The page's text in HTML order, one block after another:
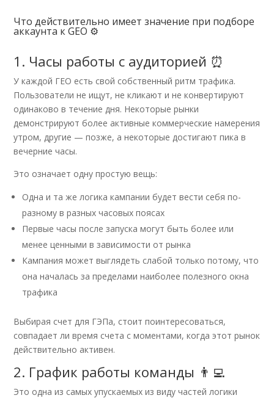
Что действительно имеет значение при подборе
аккаунта к GEO ⚙️
1. Часы работы с аудиторией ⏰
У каждой ГЕО есть свой собственный ритм трафика.
Пользователи не ищут, не кликают и не конвертируют
одинаково в течение дня. Некоторые рынки
демонстрируют более активные коммерческие намерения
утром, другие — позже, а некоторые достигают пика в
вечерние часы.
Это означает одну простую вещь:
Одна и та же логика кампании будет вести себя по-
разному в разных часовых поясах
Первые часы после запуска могут быть более или
менее ценными в зависимости от рынка
Кампания может выглядеть слабой только потому, что
она началась за пределами наиболее полезного окна
трафика
Выбирая счет для ГЭПа, стоит поинтересоваться,
совпадает ли время счета с моментами, когда этот рынок
действительно активен.
2. График работы команды 👨‍💻
Это одна из самых упускаемых из виду частей логики